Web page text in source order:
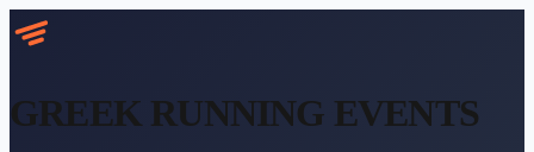
GREEK RUNNING EVENTS